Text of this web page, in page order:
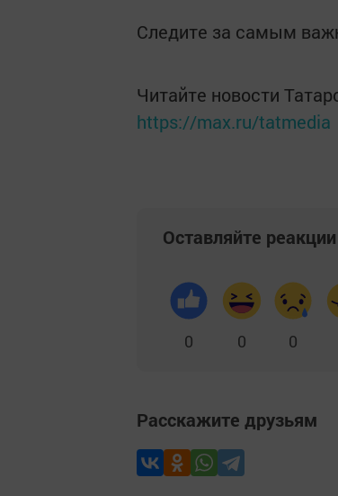
Следите за самым
Читайте новости
https://max.ru/tatmedia
Оставляйте реакции
0 0 0
Расскажите друзьям